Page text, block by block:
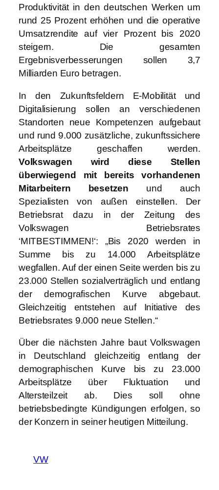
Produktivität in den deutschen Werken um
rund 25 Prozenterhöhen und die operative
Umsatzrendite auf vier Prozent bis 2020
steigern. Die gesamten
Ergebnisverbesserungen sollen 3,7
Milliarden Euro betragen.
In den Zukunftsfeldern E-Mobilität und
Digitalisierung sollen an verschiedenen
Standorten neue Kompetenzen aufgebaut
und rund 9.000 zusätzliche, zukunftssichere
Arbeitsplätze geschaffen werden.
Volkswagen wird diese Stellen
überwiegend mit bereits vorhandenen
Mitarbeitern besetzen und auch
Spezialisten von außen einstellen. Der
Betriebsrat dazu in der Zeitung des
Volkswagen Betriebsrates
‘MITBESTIMMEN!‘: „Bis 2020 werden in
Summe bis zu 14.000 Arbeitsplätze
wegfallen. Auf der einen Seite werden bis zu
23.000 Stellen sozialverträglich und entlang
der demografischen Kurve abgebaut.
Gleichzeitig entstehen auf Initiative des
Betriebsrates 9.000 neue Stellen.“
Über die nächsten Jahre baut Volkswagen
in Deutschland gleichzeitig entlang der
demographischen Kurve bis zu 23.000
Arbeitsplätze über Fluktuation und
Altersteilzeit ab. Dies soll ohne
betriebsbedingte Kündigungen erfolgen, so
der Konzern in seiner heutigen Mitteilung.
VW